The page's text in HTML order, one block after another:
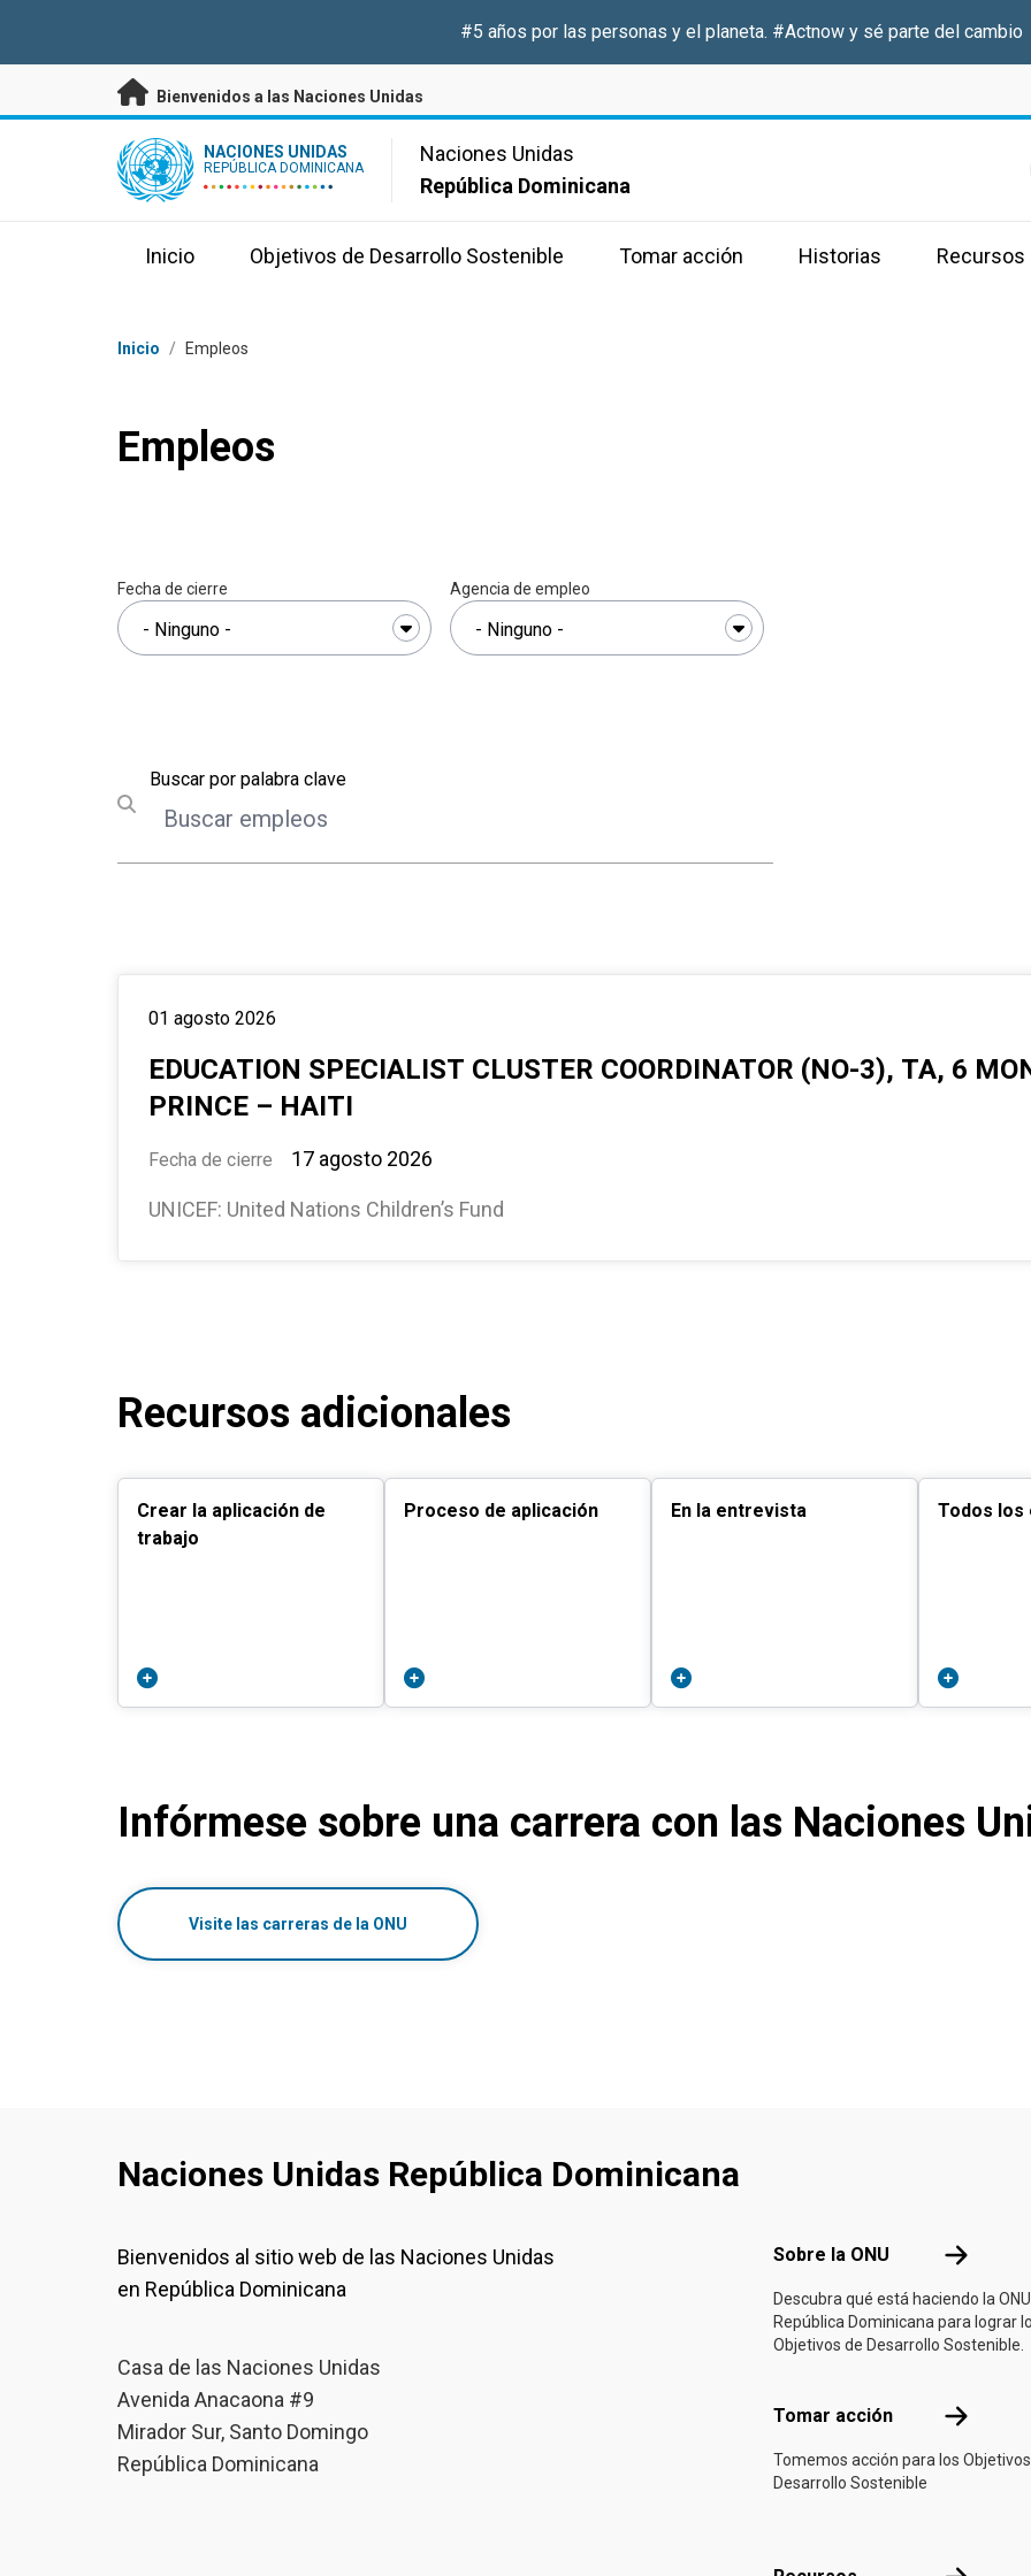
#5 años por las personas y el planeta. #Actnowy sé parte del cambio
Bienvenidos a las Naciones Unidas
UN Logo NACIONES UNIDAS
REPÚBLICA DOMINICANA
Naciones Unidas
República Dominicana
Inicio Objetivos de Desarrollo Sostenible Tomar acción Historias Recursos
Coordenadas dentro de la ruta de navegación
Inicio / Empleos
Empleos
Fecha de cierre Agencia de empleo
Submit search
Buscar por palabra claveBuscar
01 agosto 2026
EDUCATION SPECIALIST CLUSTER COORDINATOR (NO-3), TA, 6
PRINCE – HAITI
Fecha de cierre 17 agosto 2026
UNICEF: United Nations Children’s Fund
Recursos adicionales
Crear la aplicación de
trabajo
Proceso de aplicación En la entrevista Todos los
Infórmese sobre una carrera con las Naciones
Visite las carreras de la ONU
Naciones Unidas República Dominicana
Bienvenidos al sitio web de las Naciones Unidas
en República Dominicana
Casa de las Naciones Unidas
Avenida Anacaona #9
Mirador Sur, Santo Domingo
República Dominicana
Sobre la ONU Sobre la
Descubra qué está haciendo la
República Dominicana para lograr
Objetivos de Desarrollo Sostenible.
Tomar acción Tomar
Tomemos acción para los
Desarrollo Sostenible